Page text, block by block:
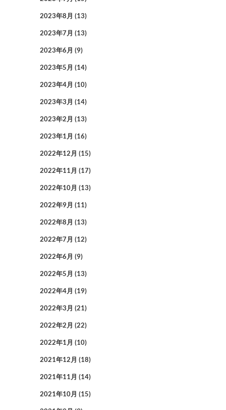
2023年8月 (13)
2023年7月 (13)
2023年6月 (9)
2023年5月 (14)
2023年4月 (10)
2023年3月 (14)
2023年2月 (13)
2023年1月 (16)
2022年12月 (15)
2022年11月 (17)
2022年10月 (13)
2022年9月 (11)
2022年8月 (13)
2022年7月 (12)
2022年6月 (9)
2022年5月 (13)
2022年4月 (19)
2022年3月 (21)
2022年2月 (22)
2022年1月 (10)
2021年12月 (18)
2021年11月 (14)
2021年10月 (15)